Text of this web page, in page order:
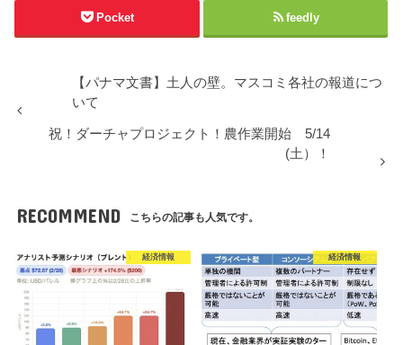
Pocket feedly
【パナマ文書】土人の壁。マスコミ各社の報道につ
いて
祝！ダーチャプロジェクト！農作業開始 5/14
(土）！
RECOMMEND こちらの記事も人気です。
経済情報 経済情報